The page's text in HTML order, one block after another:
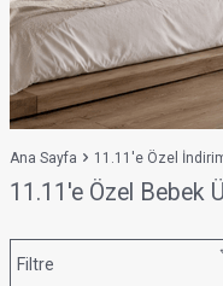
Ana Sayfa 11.11'e Özel
11.11'e Özel Bebek
Filtre